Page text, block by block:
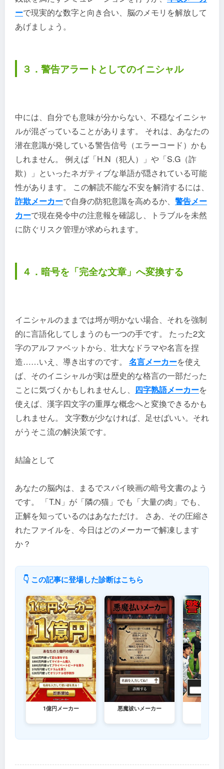
ーで現実的な数字と向き合い、脳のメモリを解放して
あげましょう。
３．警告アラートとしてのイニシャル
中には、自分でも意味が分からない、不穏なイニシャ
ルが混ざっていることがあります。 それは、あなたの
潜在意識が発している警告信号（エラーコード）かも
しれません。 例えば「H.N（犯人）」や「S.G（詐
欺）」といったネガティブな単語が隠されている可能
性があります。 この解読不能な不安を解消するには、
詐欺メーカーで自身の防犯意識を高めるか、 警告メー
カーで現在発令中の注意報を確認し、トラブルを未然
に防ぐリスク管理が求められます。
４．暗号を「完全な文章」へ変換する
イニシャルのままでは埒が明かない場合、それを強制
的に言語化してしまうのも一つの手です。 たった2文
字のアルファベットから、壮大なドラマや名言を捏
造……いえ、導き出すのです。 名言メーカーを使え
ば、そのイニシャルが実は歴史的な格言の一部だった
ことに気づくかもしれませんし、 四字熟語メーカーを
使えば、漢字四文字の重厚な概念へと変換できるかも
しれません。 文字数が少なければ、足せばいい。それ
がうそこ流の解決策です。
結論として
あなたの脳内は、まるでスパイ映画の暗号文書のよう
です。 「T.N」が「隣の猫」でも「大量の肉」でも、
正解を知っているのはあなただけ。 さあ、その圧縮さ
れたファイルを、今日はどのメーカーで解凍します
か？
👇 この記事に登場した診断はこちら
1億円メーカー 悪魔祓いメーカー